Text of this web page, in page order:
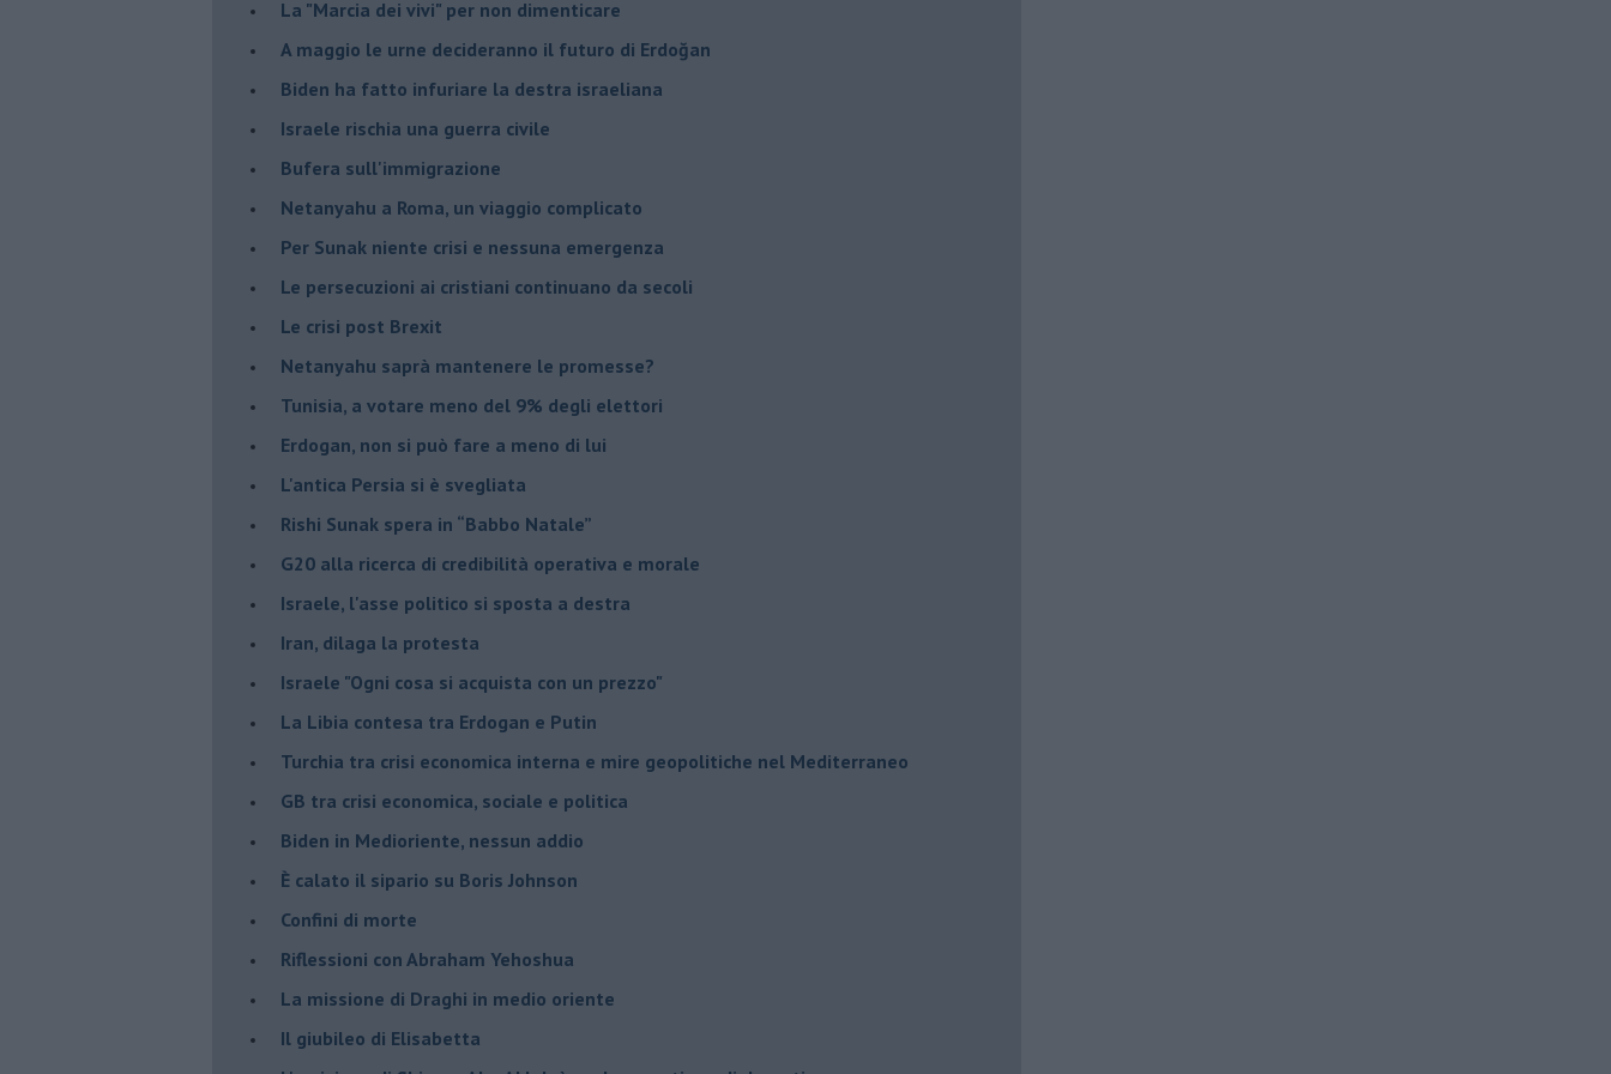
La "Marcia dei vivi" per non dimenticare
A maggio le urne decideranno il futuro di Erdoğan
Biden ha fatto infuriare la destra israeliana
Israele rischia una guerra civile
Bufera sull'immigrazione
Netanyahu a Roma, un viaggio complicato
Per Sunak niente crisi e nessuna emergenza
Le persecuzioni ai cristiani continuano da secoli
Le crisi post Brexit
Netanyahu saprà mantenere le promesse?
Tunisia, a votare meno del 9% degli elettori
Erdogan, non si può fare a meno di lui
L'antica Persia si è svegliata
Rishi Sunak spera in “Babbo Natale”
G20 alla ricerca di credibilità operativa e morale
Israele, l'asse politico si sposta a destra
Iran, dilaga la protesta
Israele "Ogni cosa si acquista con un prezzo"
La Libia contesa tra Erdogan e Putin
Turchia tra crisi economica interna e mire geopolitiche nel Mediterraneo
GB tra crisi economica, sociale e politica
Biden in Medioriente, nessun addio
È calato il sipario su Boris Johnson
Confini di morte
Riflessioni con Abraham Yehoshua
La missione di Draghi in medio oriente
Il giubileo di Elisabetta